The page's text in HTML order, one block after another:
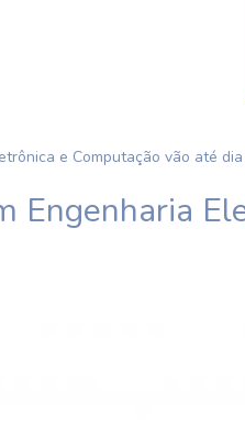
e Computação vão até
Engenharia